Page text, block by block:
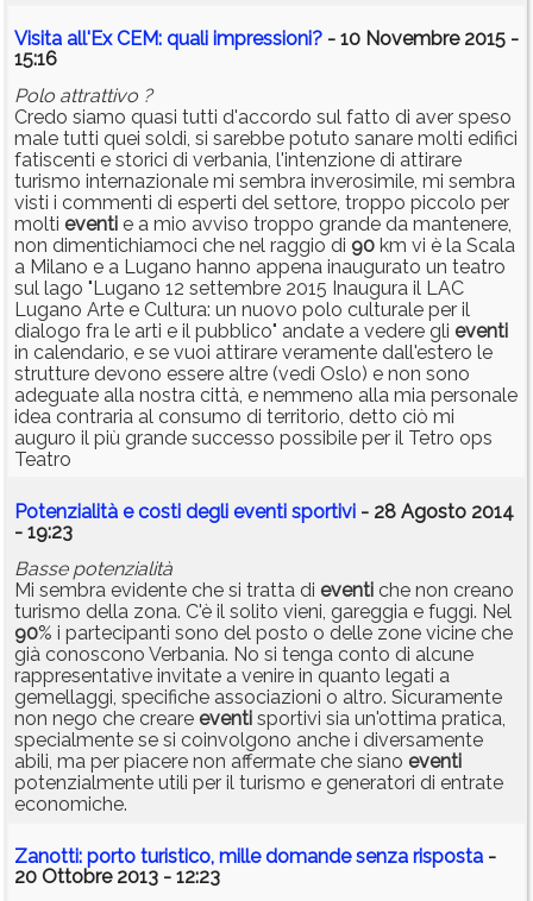
Visita all'Ex CEM: quali impressioni? - 10 Novembre 2015 -
15:16
Polo attrattivo ?
Credo siamo quasi tutti d'accordo sul fatto di aver speso
male tutti quei soldi, si sarebbe potuto sanare molti edifici
fatiscenti e storici di verbania, l'intenzione di attirare
turismo internazionale mi sembra inverosimile, mi sembra
visti i commenti di esperti del settore, troppo piccolo per
molti eventi e a mio avviso troppo grande da mantenere,
non dimentichiamoci che nel raggio di 90 km vi è la Scala
a Milano e a Lugano hanno appena inaugurato un teatro
sul lago "Lugano 12 settembre 2015 Inaugura il LAC
Lugano Arte e Cultura: un nuovo polo culturale per il
dialogo fra le arti e il pubblico" andate a vedere gli eventi
in calendario, e se vuoi attirare veramente dall'estero le
strutture devono essere altre (vedi Oslo) e non sono
adeguate alla nostra città, e nemmeno alla mia personale
idea contraria al consumo di territorio, detto ciò mi
auguro il più grande successo possibile per il Tetro ops
Teatro
Potenzialità e costi degli eventi sportivi - 28 Agosto 2014
- 19:23
Basse potenzialità
Mi sembra evidente che si tratta di eventi che non creano
turismo della zona. C'è il solito vieni, gareggia e fuggi. Nel
90% i partecipanti sono del posto o delle zone vicine che
già conoscono Verbania. No si tenga conto di alcune
rappresentative invitate a venire in quanto legati a
gemellaggi, specifiche associazioni o altro. Sicuramente
non nego che creare eventi sportivi sia un'ottima pratica,
specialmente se si coinvolgono anche i diversamente
abili, ma per piacere non affermate che siano eventi
potenzialmente utili per il turismo e generatori di entrate
economiche.
Zanotti: porto turistico, mille domande senza risposta -
20 Ottobre 2013 - 12:23